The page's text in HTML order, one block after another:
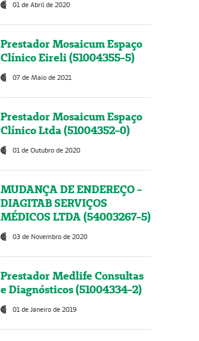
01 de Abril de 2020
Prestador Mosaicum Espaço
Clínico Eireli (51004355-5)
07 de Maio de 2021
Prestador Mosaicum Espaço
Clínico Ltda (51004352-0)
01 de Outubro de 2020
MUDANÇA DE ENDEREÇO -
DIAGITAB SERVIÇOS
MÉDICOS LTDA (54003267-5)
03 de Novembro de 2020
Prestador Medlife Consultas
e Diagnósticos (51004334-2)
01 de Janeiro de 2019